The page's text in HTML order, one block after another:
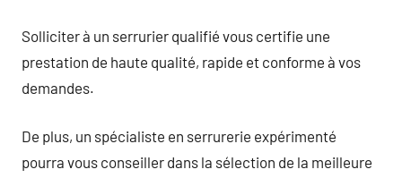
Solliciter à un serrurier qualifié vous certifie une
prestation de haute qualité, rapide et conforme à vos
demandes.
De plus, un spécialiste en serrurerie expérimenté
pourra vous conseiller dans la sélection de la meilleure